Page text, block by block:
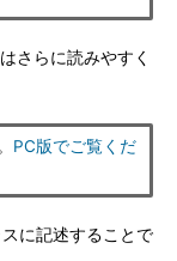
さらに読みやすく
PC版でご覧くだ
に記述することで